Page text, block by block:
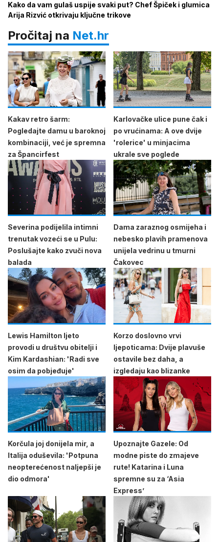
Kako da vam gulaš uspije svaki put? Chef Špiček i glumica
Arija Rizvić otkrivaju ključne trikove
Pročitaj na Net.hr
Kakav retro šarm:
Pogledajte damu u baroknoj
kombinaciji, već je spremna
za Špancirfest
Karlovačke ulice pune čak i
po vrućinama: A ove dvije
'rolerice' u minjacima
ukrale sve poglede
Severina podijelila intimni
trenutak vozeći se u Pulu:
Poslušajte kako zvuči nova
balada
Dama zaraznog osmijeha i
nebesko plavih pramenova
unijela vedrinu u tmurni
Čakovec
Lewis Hamilton ljeto
provodi u društvu obitelji i
Kim Kardashian: 'Radi sve
osim da pobjeđuje'
Korzo doslovno vrvi
ljepoticama: Dvije plavuše
ostavile bez daha, a
izgledaju kao blizanke
Korčula joj donijela mir, a
Italija oduševila: 'Potpuna
neopterećenost naljepši je
dio odmora'
Upoznajte Gazele: Od
modne piste do zmajeve
rute! Katarina i Luna
spremne su za ‘Asia
Express’